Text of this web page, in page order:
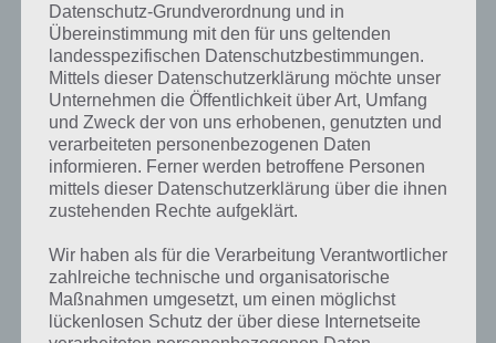
Die obige Lösung stimmt leider nicht mehr?
Wenn die Lösung, die wir dir oben vorgestellt haben, nicht mehr
aktuell sein sollte oder ein Wort in der Lösung von 94 Prozent fehlt,
so teile uns die korrekten Lösungen einfach in den Kommentaren
mit. Nur so können wir stets die aktuellen Antworten auf die
zahlreichen Fragen und Sachverhalte in der App geben. Da die
Entwickler die Lösungen immer mal wieder verändern.
Darum geht es bei 94%
Was ist 94%? In der App 94% musst du auf Basis eines Bildes oder
Datenschutz-Grundverordnung und in
Übereinstimmung mit den für uns geltenden
landesspezifischen Datenschutzbestimmungen.
Mittels dieser Datenschutzerklärung möchte unser
Unternehmen die Öffentlichkeit über Art, Umfang
und Zweck der von uns erhobenen, genutzten und
verarbeiteten personenbezogenen Daten
informieren. Ferner werden betroffene Personen
mittels dieser Datenschutzerklärung über die ihnen
zustehenden Rechte aufgeklärt.
Wir haben als für die Verarbeitung Verantwortlicher
zahlreiche technische und organisatorische
Maßnahmen umgesetzt, um einen möglichst
lückenlosen Schutz der über diese Internetseite